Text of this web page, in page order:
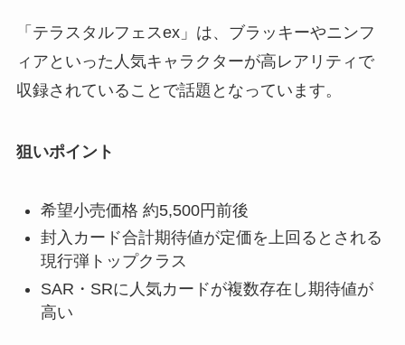
「テラスタルフェスex」は、ブラッキーやニンフ
ィアといった人気キャラクターが高レアリティで
収録されていることで話題となっています。
狙いポイント
希望小売価格 約5,500円前後
封入カード合計期待値が定価を上回るとされる
現行弾トップクラス
SAR・SRに人気カードが複数存在し期待値が
高い